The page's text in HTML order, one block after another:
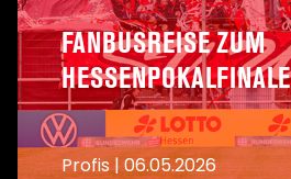
FANBUSREISE ZUM
HESSENPOKALFINALE
Profis|06.05.2026